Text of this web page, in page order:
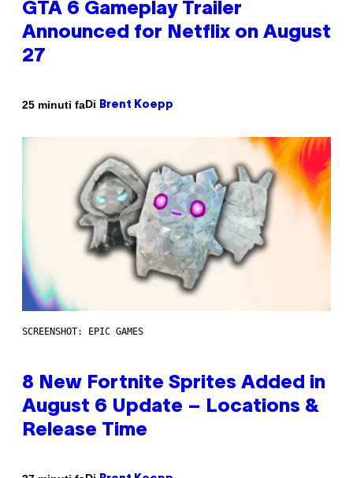
GTA 6 Gameplay Trailer
Announced for Netflix on August
27
25 minuti faDi Brent Koepp
SCREENSHOT: EPIC GAMES
8 New Fortnite Sprites Added in
August 6 Update – Locations &
Release Time